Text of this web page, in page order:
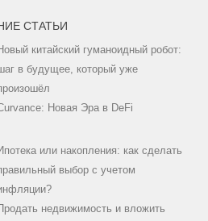
СТАТЬИ
китайский гуманоидный робот:
в будущее, который уже
Новая Эра в DeFi
или накопления: как сделать
выбор с учетом
недвижимость и вложить